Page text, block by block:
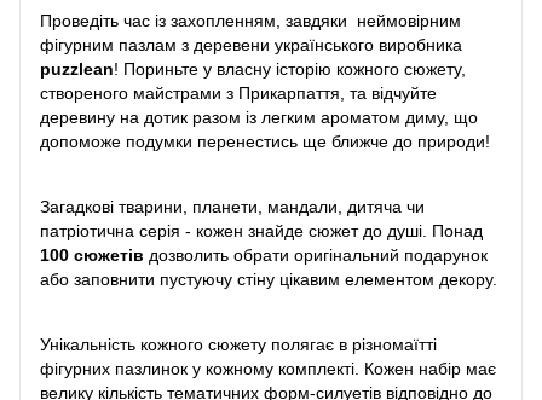
Проведіть час із захопленням, завдяки неймовірним
фігурним пазлам з деревени українського виробника
puzzlean! Пориньте у власну історію кожного сюжету,
створеного майстрами з Прикарпаття, та відчуйте
деревину на дотик разом із легким ароматом диму, що
допоможе подумки перенестись ще ближче до природи!
Загадкові тварини, планети, мандали, дитяча чи
патріотична серія - кожен знайде сюжет до душі. Понад
100 сюжетів дозволить обрати оригінальний подарунок
або заповнити пустуючу стіну цікавим елементом декору.
Унікальність кожного сюжету полягає в різномаїтті
фігурних пазлинок у кожному комплекті. Кожен набір має
велику кількість тематичних форм-силуетів відповідно до